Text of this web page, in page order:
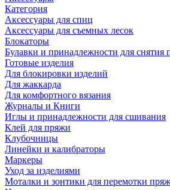
Категория
Аксессуары для спиц
Аксессуары для съемных лесок
Блокаторы
Булавки и принадлежности для снятия
Готовые изделия
Для блокировки изделий
Для жаккарда
Для комфортного вязания
Журналы и Книги
Иглы и принадлежности для сшивания
Клей для пряжи
Клубочницы
Линейки и калибраторы
Маркеры
Уход за изделиями
Моталки и зонтики для перемотки